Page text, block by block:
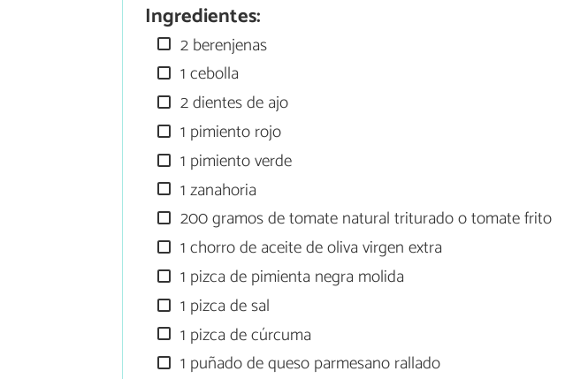
Ingredientes:
2 berenjenas
1 cebolla
2 dientes de ajo
1 pimiento rojo
1 pimiento verde
1 zanahoria
200 gramos de tomate natural triturado o tomate frito
1 chorro de aceite de oliva virgen extra
1 pizca de pimienta negra molida
1 pizca de sal
1 pizca de cúrcuma
1 puñado de queso parmesano rallado